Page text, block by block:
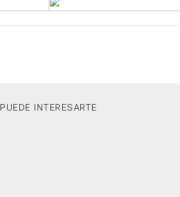
PUEDE INTERESARTE